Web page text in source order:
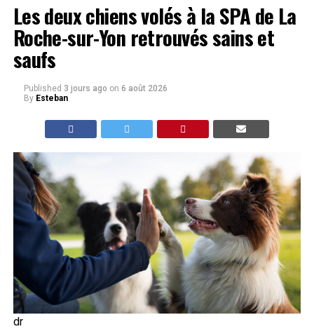
Les deux chiens volés à la SPA de La
Roche-sur-Yon retrouvés sains et
saufs
Published 3 jours ago on 6 août 2026
By Esteban
dr